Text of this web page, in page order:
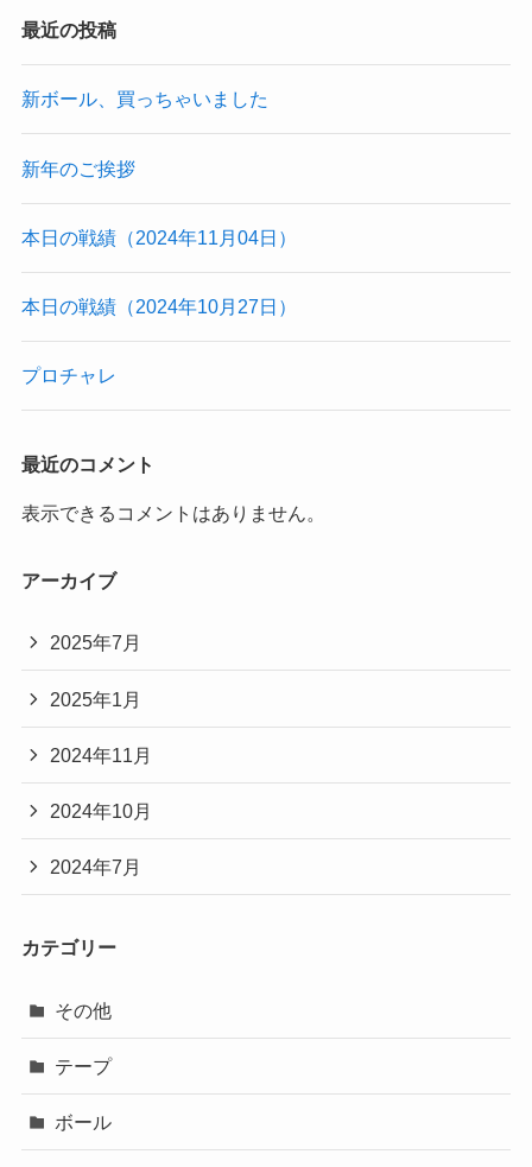
最近の投稿
新ボール、買っちゃいました
新年のご挨拶
本日の戦績（2024年11月04日）
本日の戦績（2024年10月27日）
プロチャレ
最近のコメント
表示できるコメントはありません。
アーカイブ
2025年7月
2025年1月
2024年11月
2024年10月
2024年7月
カテゴリー
その他
テープ
ボール